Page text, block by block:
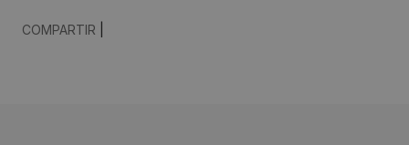
COMPARTIR